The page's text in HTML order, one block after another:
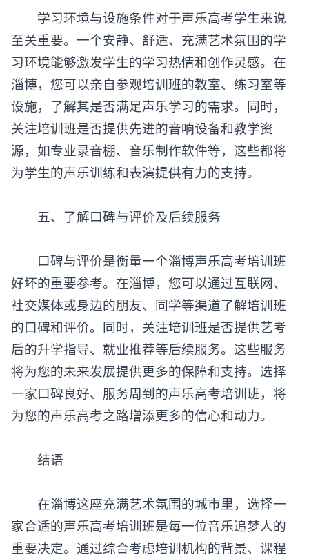
学习环境与设施条件对于声乐高考学生来说
至关重要。一个安静、舒适、充满艺术氛围的学
习环境能够激发学生的学习热情和创作灵感。在
淄博，您可以亲自参观培训班的教室、练习室等
设施，了解其是否满足声乐学习的需求。同时，
关注培训班是否提供先进的音响设备和教学资
源，如专业录音棚、音乐制作软件等，这些都将
为学生的声乐训练和表演提供有力的支持。
‌五、了解口碑与评价及后续服务‌
口碑与评价是衡量一个淄博声乐高考培训班
好坏的重要参考。在淄博，您可以通过互联网、
社交媒体或身边的朋友、同学等渠道了解培训班
的口碑和评价。同时，关注培训班是否提供艺考
后的升学指导、就业推荐等后续服务。这些服务
将为您的未来发展提供更多的保障和支持。选择
一家口碑良好、服务周到的声乐高考培训班，将
为您的声乐高考之路增添更多的信心和动力。
‌结语‌
在淄博这座充满艺术氛围的城市里，选择一
家合适的声乐高考培训班是每一位音乐追梦人的
重要决定。通过综合考虑培训机构的背景、课程